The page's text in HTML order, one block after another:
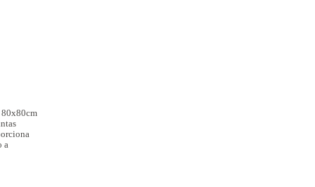
80x80cm
a